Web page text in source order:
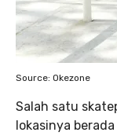
Source: Okezone
Salah satu
lokasinya